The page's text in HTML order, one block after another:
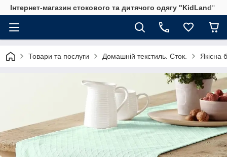
Інтернет-магазин стокового та дитячого одягу "KidLand"
Товари та послуги Домашній текстиль. Сток. Якісна